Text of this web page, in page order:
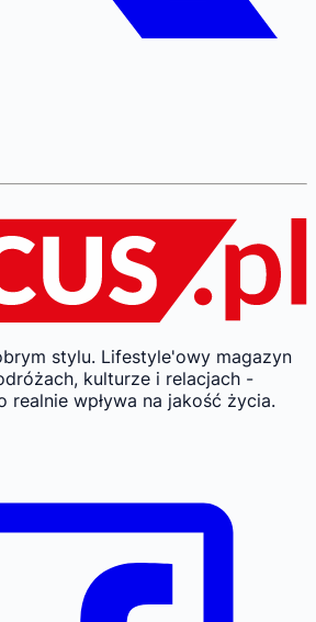
stylu. Lifestyle'owy magazyn
kulturze i relacjach -
realnie wpływa na jakość życia.